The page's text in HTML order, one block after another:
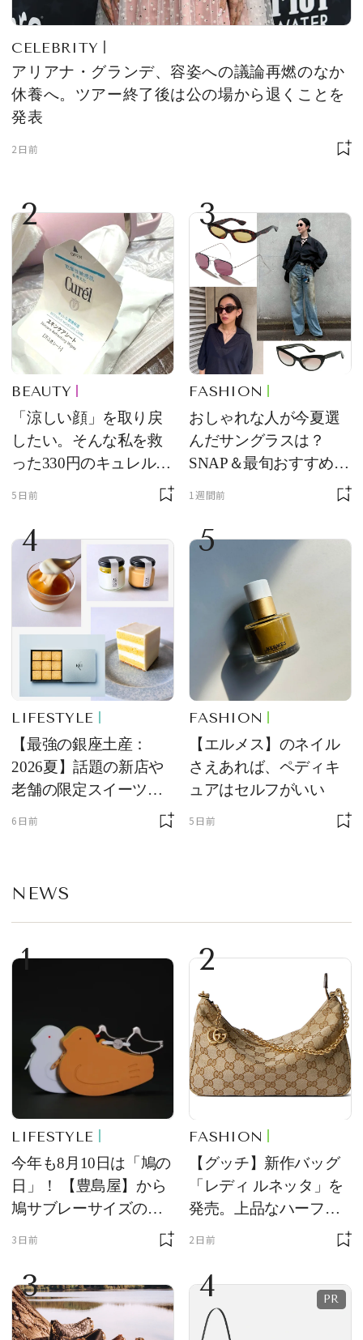
CELEBRITY
アリアナ・グランデ、容姿への議論再燃のなか
休養へ。ツアー終了後は公の場から退くことを
発表
2日前
2
BEAUTY
「涼しい顔」を取り戻
したい。そんな私を救
った330円のキュレル名
5日前
3
FASHION
おしゃれな人が今夏選
んだサングラスは？
SNAP＆最旬おすすめサ
1週間前
4
LIFESTYLE
【最強の銀座土産：
2026夏】話題の新店や
老舗の限定スイーツを
ゲット【＃SPURおやつ
6日前
5
FASHION
【エルメス】のネイル
さえあれば、ペディキ
ュアはセルフがいい
5日前
NEWS
1
LIFESTYLE
今年も8月10日は「鳩の
日」！ 【豊島屋】から
鳩サブレーサイズのポ
ーチ「はとっこ」を限
3日前
2
FASHION
【グッチ】新作バッグ
「レディ ルネッタ」を
発売。上品なハーフム
ーン型がスタイリング
2日前
3 4